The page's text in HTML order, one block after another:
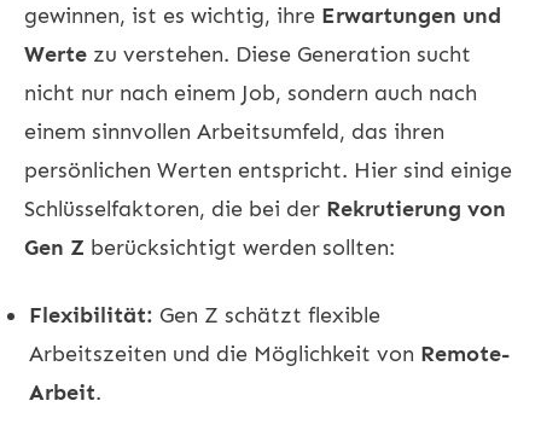
gewinnen, ist es wichtig, ihre Erwartungen und
Werte zu verstehen. Diese Generation sucht
nicht nur nach einem Job, sondern auch nach
einem sinnvollen Arbeitsumfeld, das ihren
persönlichen Werten entspricht. Hier sind einige
Schlüsselfaktoren, die bei der Rekrutierung von
Gen Z berücksichtigt werden sollten:
Flexibilität: Gen Z schätzt flexible
Arbeitszeiten und die Möglichkeit von Remote-
Arbeit.